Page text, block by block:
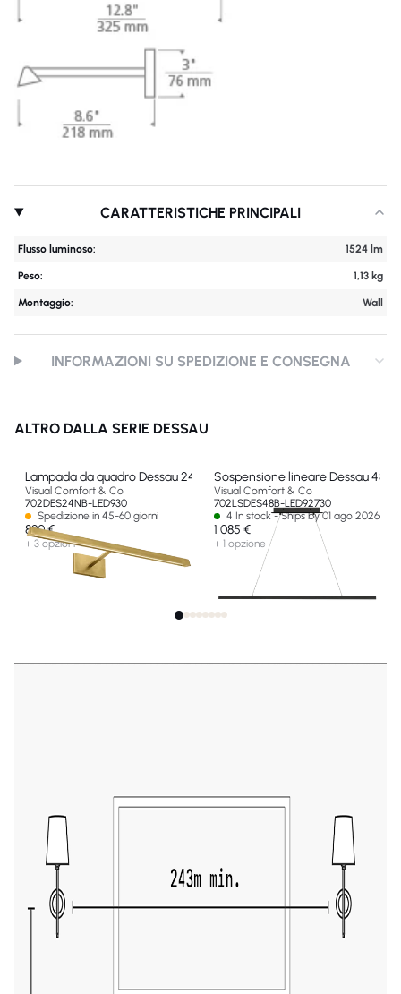
CARATTERISTICHE PRINCIPALI
Flusso luminoso: 1524 lm
Peso: 1,13 kg
Montaggio: Wall
INFORMAZIONI SU SPEDIZIONE E CONSEGNA
ALTRO DALLA SERIE DESSAU
Lampada da quadro Dessau 24
Visual Comfort & Co
702DES24NB-LED930
Spedizione in 45-60 giorni
890 €
+ 3 opzioni
Sospensione lineare Dessau 48
Visual Comfort & Co
702LSDES48B-LED92730
4 In stock - Ships by 01 ago 2026
1 085 €
+ 1 opzione